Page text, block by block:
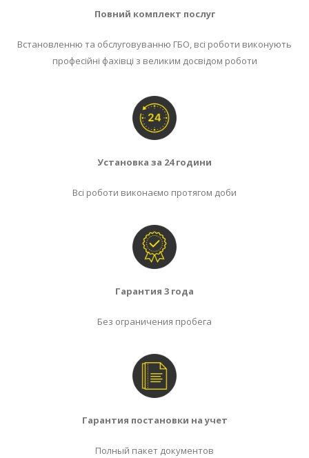
Повний комплект послуг
Встановленню та обслуговуванню ГБО, всі роботи виконують
професійні фахівці з великим досвідом роботи
Установка за 24 години
Всі роботи виконаємо протягом доби
Гарантия 3 года
Без ограничения пробега
Гарантия постановки научет
Полный пакет документов